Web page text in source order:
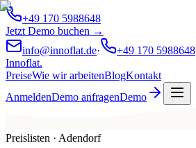
+49 170 5988648
Jetzt Demo buchen →
info@innoflat.de·
+49 170 5988648
Innoflat.
PreiseWie wir arbeitenBlogKontakt
AnmeldenDemo anfragenDemo
Preislisten · Adendorf